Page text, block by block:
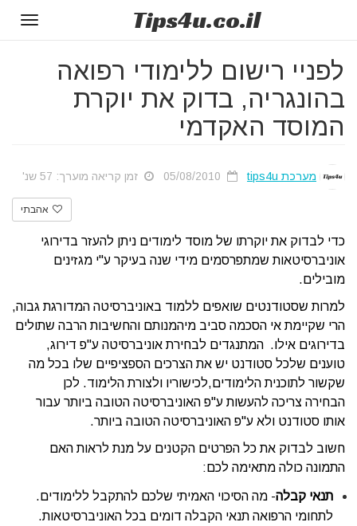
Tips4u.co.il
לפניי רישום ללימודי רפואה
בהונגריה, בדוק את יוקרת
המוסד האקדמי
מערכת tips4u זמן קריאה מוערך: 57 שנ'
אהבתי
כדי לבדוק את יוקרתו של מוסד לימודים ניתן להעזר בדירוגי
אוניברסיטאות שמתפרסמים מידי שנה בעיקר ע"י מגזינים
מובילים.
למרות שסטודנטים שואפים ללמוד באוניברסיטה המדורגת גבוה,
הרי שקיימת אי הסכמה סביב מיהמנותם והחשיבות הרבה שתולים
בדירוגים אילו. המתנגדים לבחירת אוניברסיטה ע"פ דירוג,
טוענים שלכל סטודנט יש את הצרכים הספציפיים שלו בכל מה
שקשור לתוכנית הלימודים,לכישוריו ולצורת הלימוד. לכן
הבחירה צריכה להעשות ע"פ האוניברסיטה הטובה ביותר עבור
אותו סטודנט ולא ע"פ האוניברסיטה הטובה ביותר.
חשוב לבדוק את כל הפרטים הקטנים על מנת לראות האם
התמונה כולה מתאימה לכם:
תנאי קבלה- מה הסיכוי האמיתי שלכם להתקבל ללימודים.
לתחומי הרפואה תנאי הקבלה דומים בכל האוניברסיטאות.